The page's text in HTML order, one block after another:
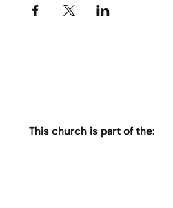
This church is part of the: